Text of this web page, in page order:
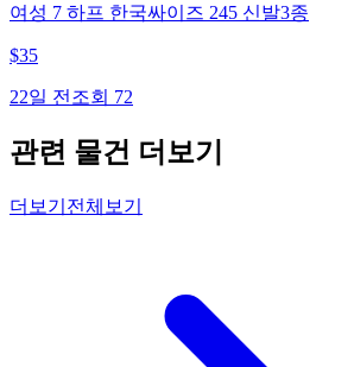
여성 7 하프 한국싸이즈 245 신발3종
$35
22일 전 조회 72
관련 물건 더보기
더보기 전체보기